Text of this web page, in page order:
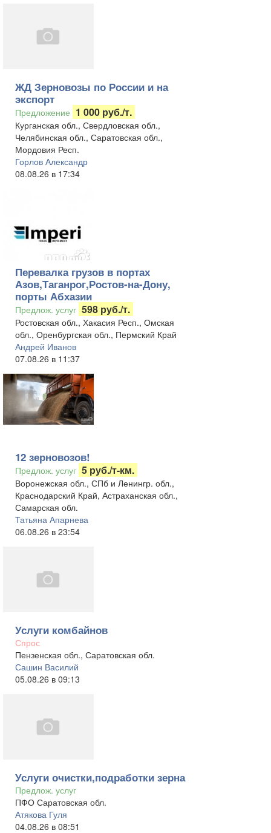
ЖД Зерновозы по России и на
экспорт
Предложение 1 000 руб./т.
Курганская обл., Свердловская обл.,
Челябинская обл., Саратовская обл.,
Мордовия Респ.
Горлов Александр
08.08.26 в 17:34
Перевалка грузов в портах
Азов,Таганрог,Ростов-на-Дону,
порты Абхазии
Предлож. услуг 598 руб./т.
Ростовская обл., Хакасия Респ., Омская
обл., Оренбургская обл., Пермский Край
Андрей Иванов
07.08.26 в 11:37
12 зерновозов!
Предлож. услуг 5 руб./т-км.
Воронежская обл., СПб и Ленингр. обл.,
Краснодарский Край, Астраханская обл.,
Самарская обл.
Татьяна Апарнева
06.08.26 в 23:54
Услуги комбайнов
Спрос
Пензенская обл., Саратовская обл.
Сашин Василий
05.08.26 в 09:13
Услуги очистки,подработки зерна
Предлож. услуг
ПФО Саратовская обл.
Атякова Гуля
04.08.26 в 08:51